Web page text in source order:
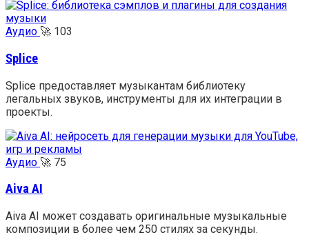
Аудио 🚀 103
Splice
Splice предоставляет музыкантам библиотеку
легальных звуков, инструменты для их интеграции в
проекты.
Аудио 🚀 75
Aiva AI
Aiva AI может создавать оригинальные музыкальные
композиции в более чем 250 стилях за секунды.